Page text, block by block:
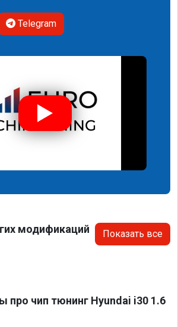
Telegram
модификаций
Показать все
про чип тюнинг Hyundai i30 1.6